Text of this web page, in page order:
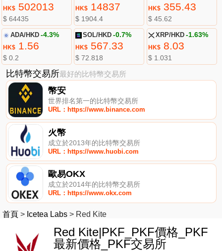
HK$502013
$ 64435
HK$ 14837
$ 1904.4
HK$355.43
$ 45.62
ADA/HKD -4.3%
HK$1.56
$ 0.2
SOL/HKD -0.7%
HK$ 567.33
$ 72.818
XRP/HKD -1.63%
HK$8.03
$ 1.031
比特幣交易所最好的比特幣交易所
幣安
世界排名第一的比特幣交易所
URL：https://www.binance.com
火幣
成立於2013年的比特幣交易所
URL：https://www.huobi.com
歐易OKX
成立於2014年的比特幣交易所
URL：https://www.okx.com
首頁 > Icetea Labs > Red Kite
Red Kite|PKF_PKF價格_PKF
最新價格_PKF交易所